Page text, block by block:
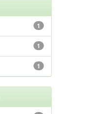
1
1
1